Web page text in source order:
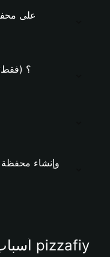
أسباب أهمية استخدام محفظة pizzafiy